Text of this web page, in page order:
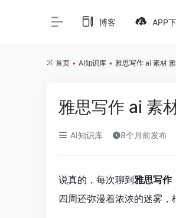
博客 APP
首页 • AI知识库 • 雅思写作 ai 素材
雅思写作 ai 素
AI知识库 8个月前发布
说真的，每次聊到雅思写作
四周还弥漫着浓浓的迷雾